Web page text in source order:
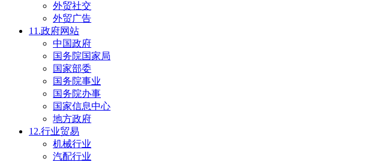
外贸社交
外贸广告
11.政府网站
中国政府
国务院国家局
国家部委
国务院事业
国务院办事
国家信息中心
地方政府
12.行业贸易
机械行业
汽配行业